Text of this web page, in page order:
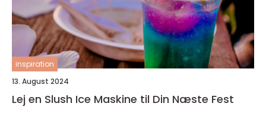
inspiration
13. August 2024
Lej en Slush Ice Maskine til Din Næste Fest